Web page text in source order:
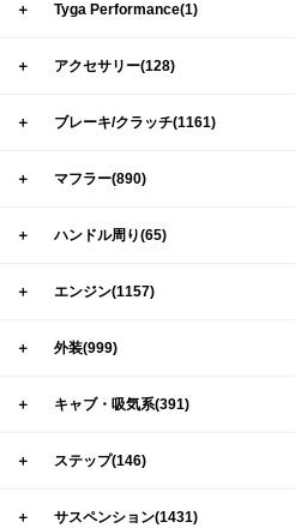
＋ Tyga Performance(1)
＋ アクセサリー(128)
＋ ブレーキ/クラッチ(1161)
＋ マフラー(890)
＋ ハンドル周り(65)
＋ エンジン(1157)
＋ 外装(999)
＋ キャブ・吸気系(391)
＋ ステップ(146)
＋ サスペンション(1431)